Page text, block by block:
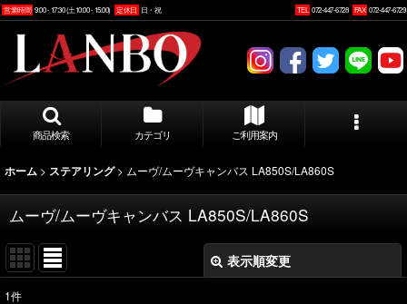
営業時間 9:00 - 17:30 (土10:00 - 15:00) 定休日 日・祝 TEL 072-447-6728 FAX 072-447-6729
商品検索 カテゴリ ご利用案内
ホーム > ステアリング > ムーヴ/ムーヴキャンバス LA850S/LA860S
ムーヴ/ムーヴキャンバス LA850S/LA860S
表示順変更
1件